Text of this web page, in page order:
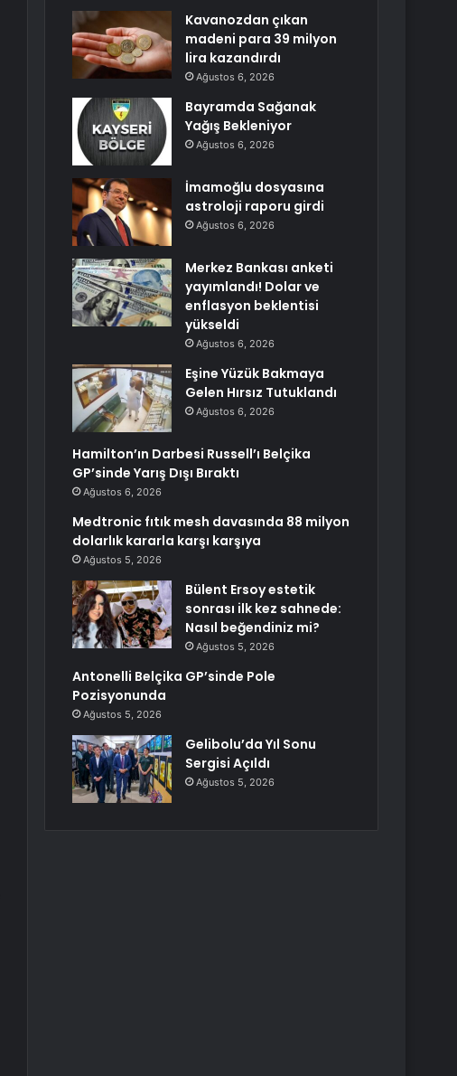
Kavanozdan çıkan
madeni para 39 milyon
lira kazandırdı
Ağustos 6, 2026
Bayramda Sağanak
Yağış Bekleniyor
Ağustos 6, 2026
İmamoğlu dosyasına
astroloji raporu girdi
Ağustos 6, 2026
Merkez Bankası anketi
yayımlandı! Dolar ve
enflasyon beklentisi
yükseldi
Ağustos 6, 2026
Eşine Yüzük Bakmaya
Gelen Hırsız Tutuklandı
Ağustos 6, 2026
Hamilton’ın Darbesi Russell’ı Belçika
GP’sinde Yarış Dışı Bıraktı
Ağustos 6, 2026
Medtronic fıtık mesh davasında 88 milyon
dolarlık kararla karşı karşıya
Ağustos 5, 2026
Bülent Ersoy estetik
sonrası ilk kez sahnede:
Nasıl beğendiniz mi?
Ağustos 5, 2026
Antonelli Belçika GP’sinde Pole
Pozisyonunda
Ağustos 5, 2026
Gelibolu’da Yıl Sonu
Sergisi Açıldı
Ağustos 5, 2026